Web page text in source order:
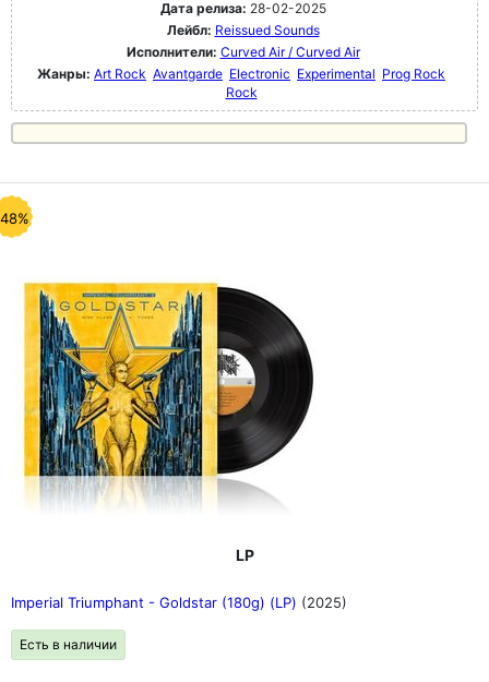
Дата релиза: 28-02-2025
Лейбл: Reissued Sounds
Исполнители: Curved Air / Curved Air
Жанры: Art Rock Avantgarde Electronic Experimental Prog Rock
Rock
LP
Imperial Triumphant - Goldstar (180g) (LP) (2025)
Есть в наличии